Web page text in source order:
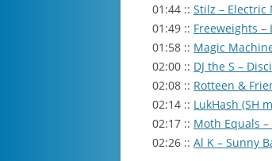
01:44 :: Stilz – Electric
01:49 :: Freeweights –
01:58 :: Magic
02:00 :: DJ the S –
02:08 :: Rotteen &
02:14 :: LukHash (SH
02:17 :: Moth Equals
02:26 :: Al K – Sunny